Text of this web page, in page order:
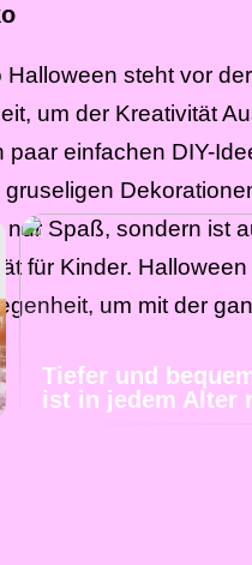
steht vor
um der Kreativität
paar einfachen DIY-
nur Spaß, sondern ist
für Kinder.
um mit der
Tiefer und
ist in jedem Alter